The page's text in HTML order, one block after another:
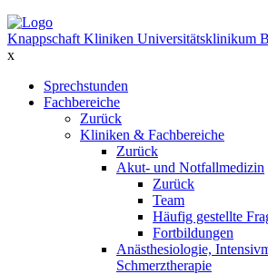
Knappschaft Kliniken Universitätsklinikum
x
Sprechstunden
Fachbereiche
Zurück
Kliniken & Fachbereiche
Zurück
Akut- und Notfallmedizin
Zurück
Team
Häufig gestellte
Fortbildungen
Anästhesiologie,
Schmerztherapie